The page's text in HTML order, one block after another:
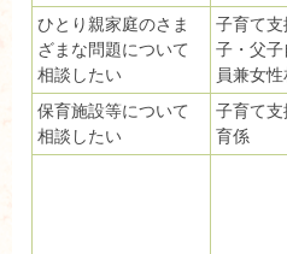
ひとり親家庭のさま
ざまな問題について
相談したい
子育て
子・父
員兼女性
保育施設等について
相談したい
子育て
育係